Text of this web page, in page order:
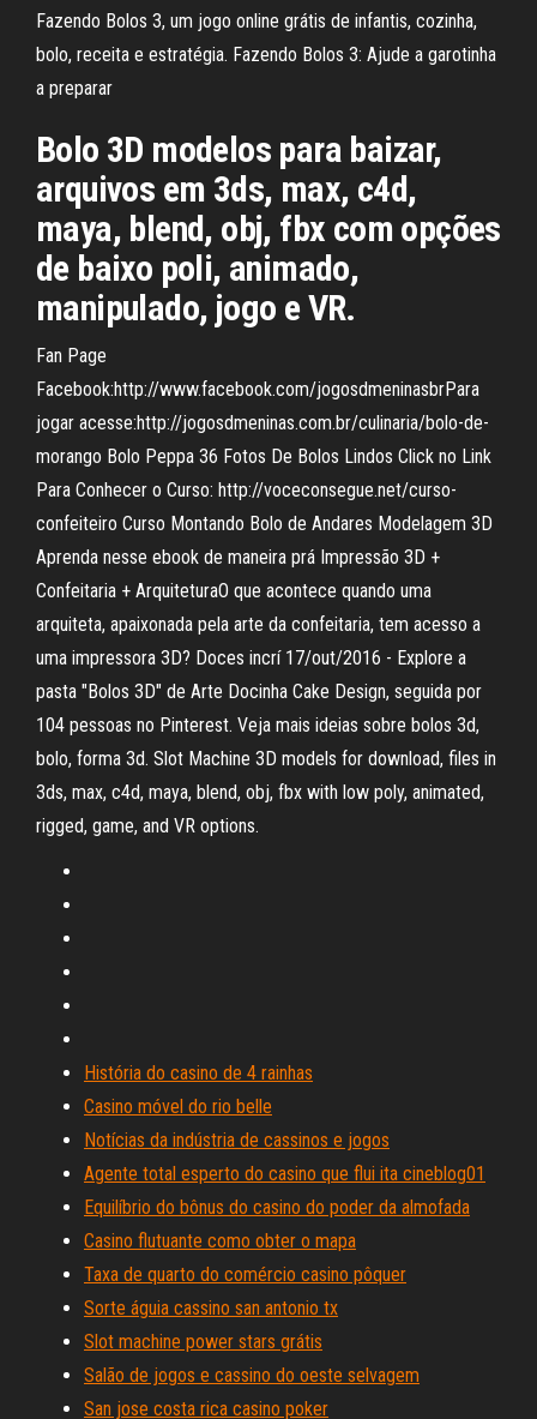
Fazendo Bolos 3, um jogo online grátis de infantis, cozinha,
bolo, receita e estratégia. Fazendo Bolos 3: Ajude a garotinha
a preparar
Bolo 3D modelos para baizar,
arquivos em 3ds, max, c4d,
maya, blend, obj, fbx com opções
de baixo poli, animado,
manipulado, jogo e VR.
Fan Page
Facebook:http://www.facebook.com/jogosdmeninasbrPara
jogar acesse:http://jogosdmeninas.com.br/culinaria/bolo-de-
morango Bolo Peppa 36 Fotos De Bolos Lindos Click no Link
Para Conhecer o Curso: http://voceconsegue.net/curso-
confeiteiro Curso Montando Bolo de Andares Modelagem 3D
Aprenda nesse ebook de maneira prá Impressão 3D +
Confeitaria + ArquiteturaO que acontece quando uma
arquiteta, apaixonada pela arte da confeitaria, tem acesso a
uma impressora 3D? Doces incrí 17/out/2016 - Explore a
pasta "Bolos 3D" de Arte Docinha Cake Design, seguida por
104 pessoas no Pinterest. Veja mais ideias sobre bolos 3d,
bolo, forma 3d. Slot Machine 3D models for download, files in
3ds, max, c4d, maya, blend, obj, fbx with low poly, animated,
rigged, game, and VR options.
História do casino de 4 rainhas
Casino móvel do rio belle
Notícias da indústria de cassinos e jogos
Agente total esperto do casino que flui ita cineblog01
Equilíbrio do bônus do casino do poder da almofada
Casino flutuante como obter o mapa
Taxa de quarto do comércio casino pôquer
Sorte águia cassino san antonio tx
Slot machine power stars grátis
Salão de jogos e cassino do oeste selvagem
San jose costa rica casino poker